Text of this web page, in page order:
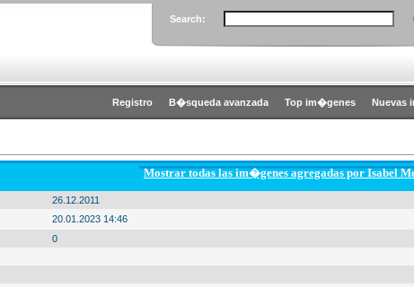
Search:
Registro B�squeda avanzada Top im�genes Nuevas
Mostrar todas las im�genes agregadas por Isabel
26.12.2011
20.01.2023 14:46
0